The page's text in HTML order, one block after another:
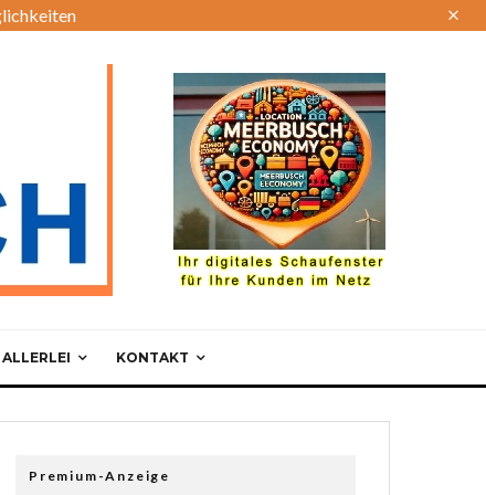
KONTAKT
Premium-Anzeige